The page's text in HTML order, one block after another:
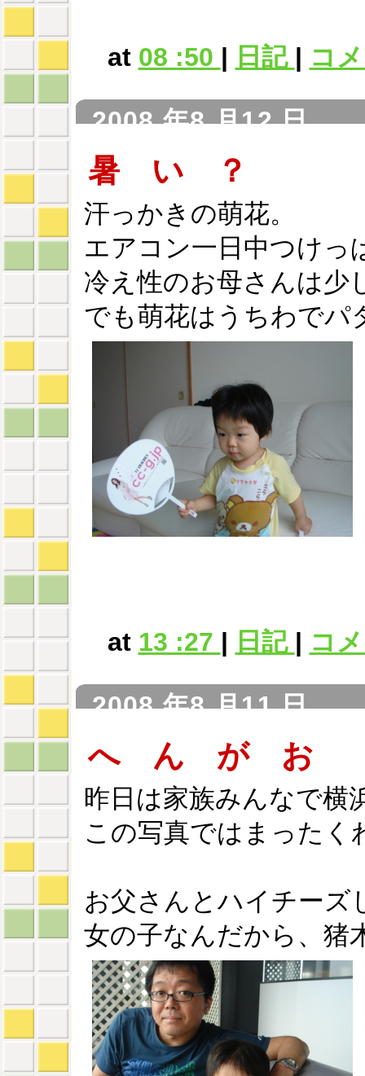
at 08 :50 | 日記 | コ
2008 年8 月12 日
暑 い ？
汗っかきの萌花。
エアコン一日中つけっ
冷え性のお母さんは少
でも萌花はうちわでパ
at 13 :27 | 日記 | コ
2008 年8 月11 日
へ ん が お
昨日は家族みんなで
この写真ではまったく
お父さんとハイチーズ
女の子なんだから、猪